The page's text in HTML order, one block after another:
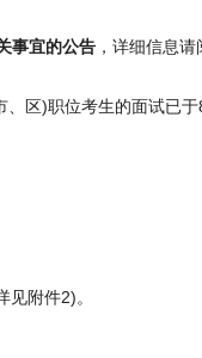
事宜的公告 ，详细信息
区)职位考生的面试已
附件2)。